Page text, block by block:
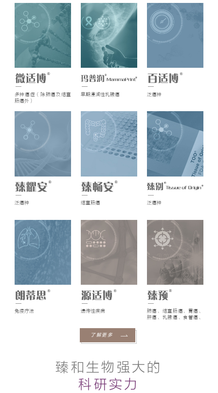
多种癌症（除肺癌及结直
肠癌外）
早期浸润性乳腺癌 泛癌种
泛癌种 结直肠癌 泛癌种
免疫疗法 遗传性疾病
肺癌、结直肠癌、胃癌、
肝癌、乳腺癌、食管癌、
了解更多
臻和生物强大的
科研实力